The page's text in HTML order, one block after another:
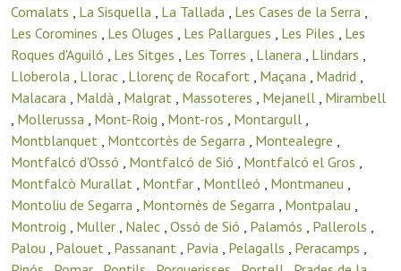
Comalats , La Sisquella , La Tallada , Les Cases de la Serra ,
Les Coromines , Les Oluges , Les Pallargues , Les Piles , Les
Roques d'Aguiló , Les Sitges , Les Torres , Llanera , Llindars ,
Lloberola , Llorac , Llorenç de Rocafort , Maçana , Madrid ,
Malacara , Maldà , Malgrat , Massoteres , Mejanell , Mirambell
, Mollerussa , Mont-Roig , Mont-ros , Montargull ,
Montblanquet , Montcortès de Segarra , Montealegre ,
Montfalcó d'Ossó , Montfalcó de Sió , Montfalcó el Gros ,
Montfalcò Murallat , Montfar , Montlleó , Montmaneu ,
Montoliu de Segarra , Montornès de Segarra , Montpalau ,
Montroig , Muller , Nalec , Ossó de Sió , Palamós , Pallerols ,
Palou , Palouet , Passanant , Pavia , Pelagalls , Peracamps ,